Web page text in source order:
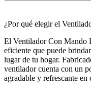
¿Por qué elegir el
El Ventilador Con Mando
eficiente que puede
lugar de tu hogar.
ventilador cuenta con un
agradable y refrescante